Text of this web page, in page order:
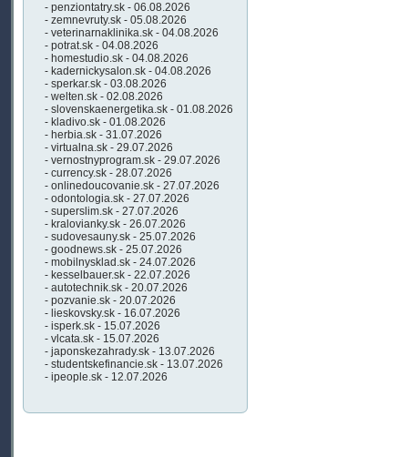
- penziontatry.sk - 06.08.2026
- zemnevruty.sk - 05.08.2026
- veterinarnaklinika.sk - 04.08.2026
- potrat.sk - 04.08.2026
- homestudio.sk - 04.08.2026
- kadernickysalon.sk - 04.08.2026
- sperkar.sk - 03.08.2026
- welten.sk - 02.08.2026
- slovenskaenergetika.sk - 01.08.2026
- kladivo.sk - 01.08.2026
- herbia.sk - 31.07.2026
- virtualna.sk - 29.07.2026
- vernostnyprogram.sk - 29.07.2026
- currency.sk - 28.07.2026
- onlinedoucovanie.sk - 27.07.2026
- odontologia.sk - 27.07.2026
- superslim.sk - 27.07.2026
- kralovianky.sk - 26.07.2026
- sudovesauny.sk - 25.07.2026
- goodnews.sk - 25.07.2026
- mobilnysklad.sk - 24.07.2026
- kesselbauer.sk - 22.07.2026
- autotechnik.sk - 20.07.2026
- pozvanie.sk - 20.07.2026
- lieskovsky.sk - 16.07.2026
- isperk.sk - 15.07.2026
- vlcata.sk - 15.07.2026
- japonskezahrady.sk - 13.07.2026
- studentskefinancie.sk - 13.07.2026
- ipeople.sk - 12.07.2026